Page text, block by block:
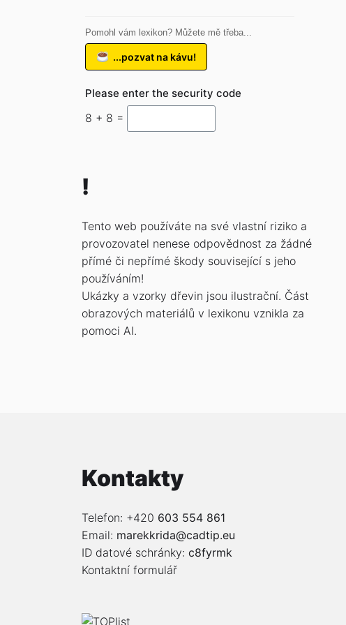
Pomohl vám lexikon? Můžete mě třeba...
...pozvat na kávu!
Please enter the security code
8 + 8 =
!
Tento web používáte na své vlastní riziko a
provozovatel nenese odpovědnost za žádné
přímé či nepřímé škody související s jeho
používáním!
Ukázky a vzorky dřevin jsou ilustrační. Část
obrazových materiálů v lexikonu vznikla za
pomoci AI.
Kontakty
Telefon: +420 603 554 861
Email: marekkrida@cadtip.eu
ID datové schránky: c8fyrmk
Kontaktní formulář